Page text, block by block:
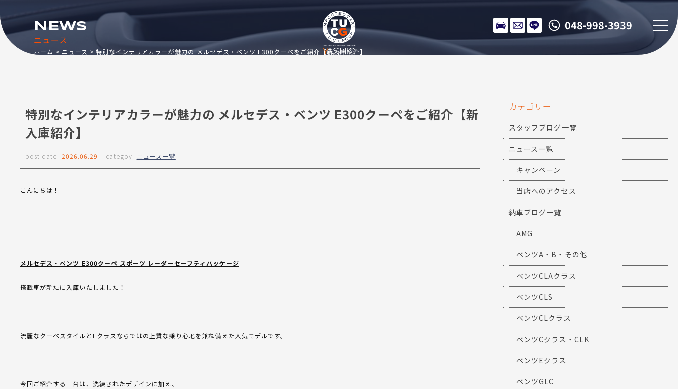
048-998-3939
ニュース
NEWS
ホーム ニュース 特別なインテリアカラーが魅力の メルセデス・ベンツ E300クーペをご紹介【新入庫紹介】
特別なインテリアカラーが魅力の メルセデス・ベンツ E300クーペをご紹介【新
入庫紹介】
post date: 2026.06.29 categoy: ニュース一覧
こんにちは！
メルセデス・ベンツ E300クーペ スポーツ レーダーセーフティパッケージ
搭載車が新たに入庫いたしました！
流麗なクーペスタイルとEクラスならではの上質な乗り心地を兼ね備えた人気モデルです。
今回ご紹介する一台は、洗練されたデザインに加え、
カテゴリー
スタッフブログ一覧
ニュース一覧
キャンペーン
当店へのアクセス
納車ブログ一覧
AMG
ベンツA・B・その他
ベンツCLAクラス
ベンツCLS
ベンツCLクラス
ベンツCクラス・CLK
ベンツEクラス
ベンツGLC